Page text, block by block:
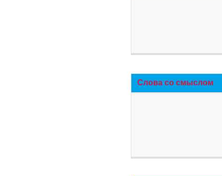
Слова со смыслом